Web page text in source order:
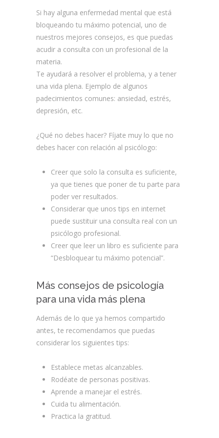
Si hay alguna enfermedad mental que está
bloqueando tu máximo potencial, uno de
nuestros mejores consejos, es que puedas
acudir a consulta con un profesional de la
materia.
Te ayudará a resolver el problema, y a tener
una vida plena. Ejemplo de algunos
padecimientos comunes: ansiedad, estrés,
depresión, etc.
¿Qué no debes hacer? Fíjate muy lo que no
debes hacer con relación al psicólogo:
Creer que solo la consulta es suficiente,
ya que tienes que poner de tu parte para
poder ver resultados.
Considerar que unos tips en internet
puede sustituir una consulta real con un
psicólogo profesional.
Creer que leer un libro es suficiente para
“Desbloquear tu máximo potencial”.
Más consejos de psicología
para una vida más plena
Además de lo que ya hemos compartido
antes, te recomendamos que puedas
considerar los siguientes tips:
Establece metas alcanzables.
Rodéate de personas positivas.
Aprende a manejar el estrés.
Cuida tu alimentación.
Practica la gratitud.